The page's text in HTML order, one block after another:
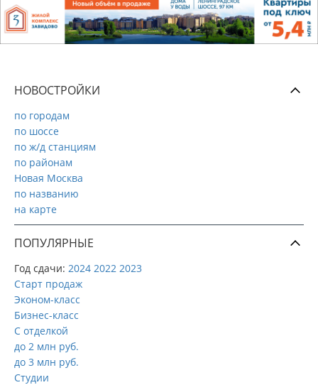
НОВОСТРОЙКИ
по городам
по шоссе
по ж/д станциям
по районам
Новая Москва
по названию
на карте
ПОПУЛЯРНЫЕ
Год сдачи: 2024 2022 2023
Старт продаж
Эконом-класс
Бизнес-класс
С отделкой
до 2 млн руб.
до 3 млн руб.
Студии